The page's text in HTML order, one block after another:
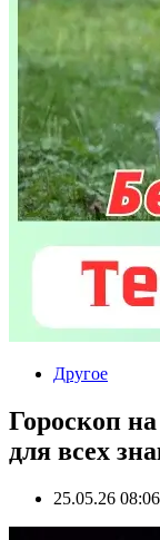
Другое
Гороскоп
для всех
25.05.26 08:06